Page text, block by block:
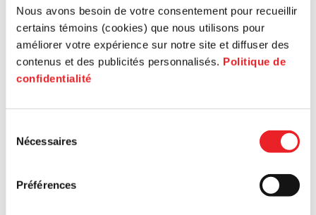
Nous avons besoin de votre consentement pour recueillir
certains témoins (cookies) que nous utilisons pour
améliorer votre expérience sur notre site et diffuser des
contenus et des publicités personnalisés. Politique de
confidentialité
Nécessaires
Préférences